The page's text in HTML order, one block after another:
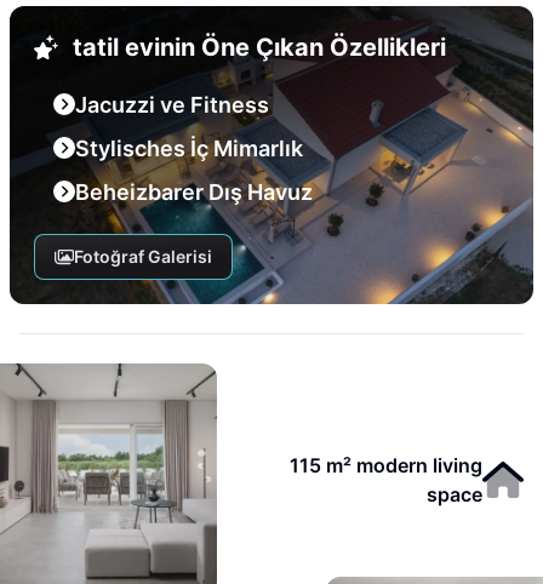
tatil evinin Öne Çıkan Özellikleri
Jacuzzi ve Fitness
Stylisches İç Mimarlık
Beheizbarer Dış Havuz
Fotoğraf Galerisi
115 m² modern living
space